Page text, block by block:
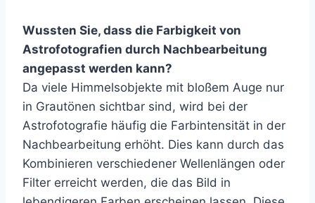
Wussten Sie, dass die Farbigkeit von
Astrofotografien durch Nachbearbeitung
angepasst werden kann?
Da viele Himmelsobjekte mit bloßem Auge nur
in Grautönen sichtbar sind, wird bei der
Astrofotografie häufig die Farbintensität in der
Nachbearbeitung erhöht. Dies kann durch das
Kombinieren verschiedener Wellenlängen oder
Filter erreicht werden, die das Bild in